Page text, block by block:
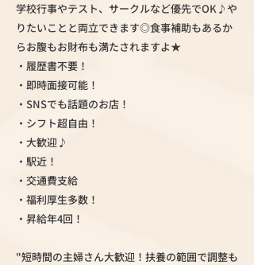
学校行事やテスト、サークルなど優先でOK♪や
りたいことと両立できます◎食事補助もあるか
らお腹もお財布も満たされますよ★
・履歴書不要！
・即時面接可能！
・SNSでも話題のお店！
・シフト超自由！
・大歓迎♪
・駅近！
・交通費支給
・福利厚生多数！
・昇給年4回！
"短時間の主婦さん大歓迎！扶養の範囲で調整も